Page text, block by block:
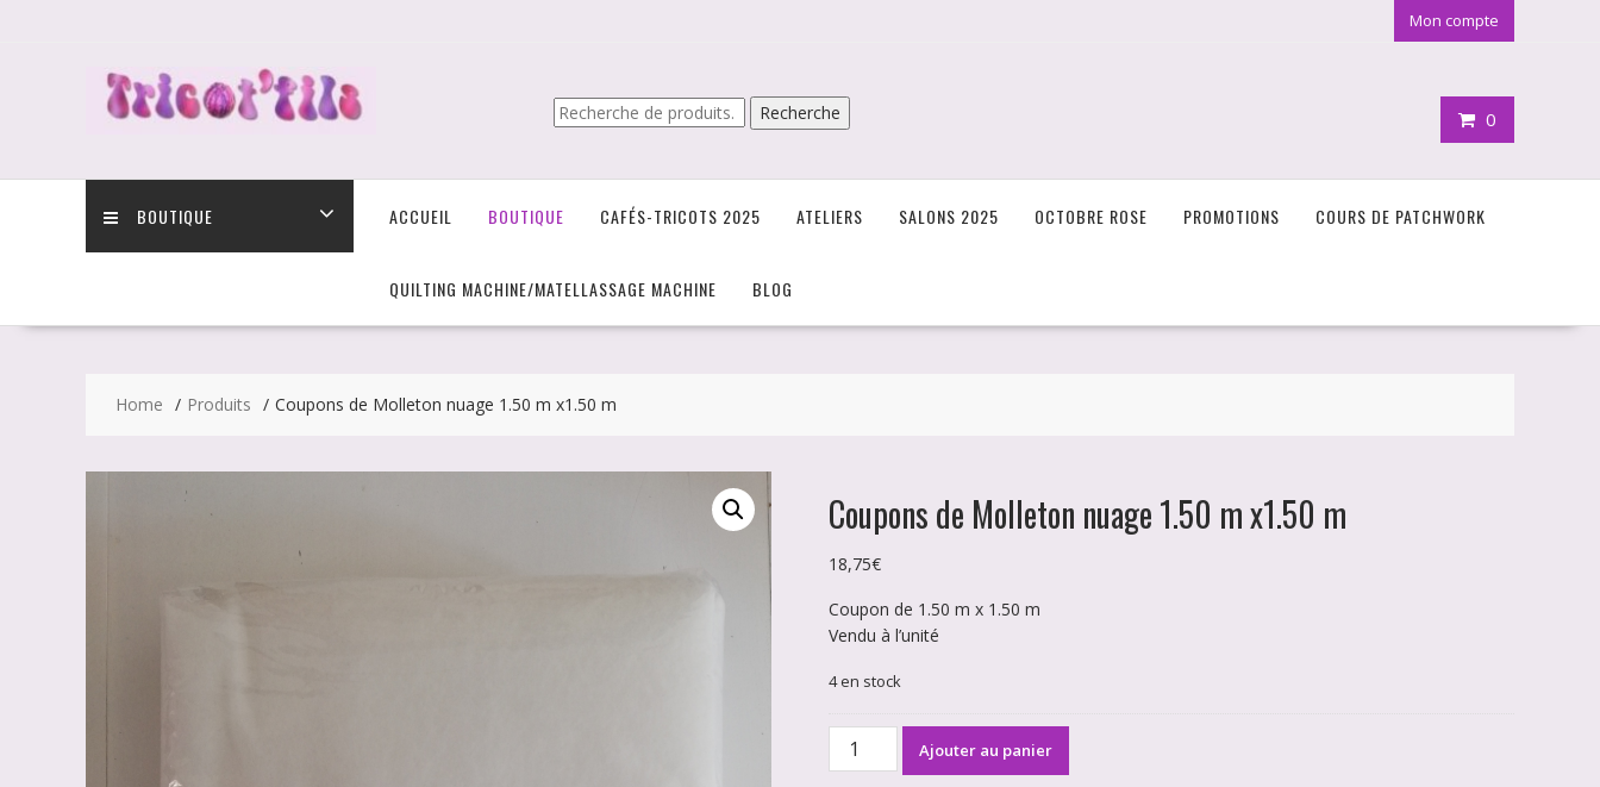
Mon compte
0
Recherche
pour :
Recherche
BOUTIQUE ACCUEIL BOUTIQUE CAFÉS-TRICOTS 2025 ATELIERS SALONS 2025 OCTOBRE ROSE PROMOTIONS COURS DE PATCHWORK
QUILTING MACHINE/MATELLASSAGE MACHINE BLOG
Home Produits Coupons de Molleton nuage 1.50 m x1.50 m
Coupons de Molleton nuage 1.50 m x1.50 m
18,75€
Coupon de 1.50 m x 1.50 m
Vendu à l’unité
4 en stock
quantité
Ajouter au panier